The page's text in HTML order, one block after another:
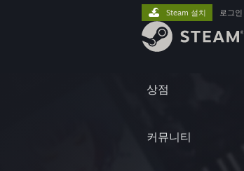
상점
커뮤니티
Steam 설치 로그인